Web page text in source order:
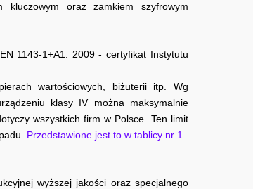
kluczowym oraz zamkiem szyfrowym
1143-1+A1: 2009 - certyfikat Instytutu
wartościowych, biżuterii itp. Wg
klasy IV można maksymalnie
wszystkich firm w Polsce. Ten limit
Przedstawione jest to w tablicy nr 1.
wyższej jakości oraz specjalnego